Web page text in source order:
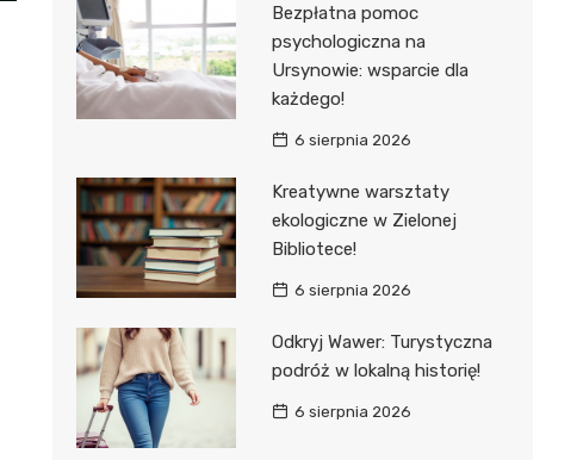
Bezpłatna pomoc
psychologiczna na
Ursynowie: wsparcie dla
każdego!
6 sierpnia 2026
Kreatywne warsztaty
ekologiczne w Zielonej
Bibliotece!
6 sierpnia 2026
Odkryj Wawer: Turystyczna
podróż w lokalną historię!
6 sierpnia 2026